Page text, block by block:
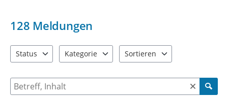
128 Meldungen
Status
Kategorie
Sortieren
Suche nach Meldungen und Kommentaren